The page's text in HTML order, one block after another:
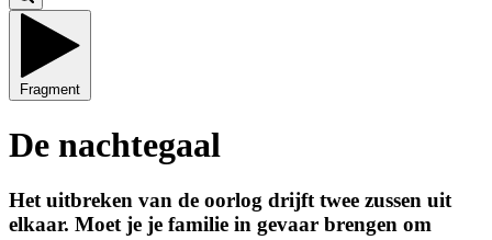
Fragment
De nachtegaal
Het uitbreken van de oorlog drijft twee zussen uit
elkaar. Moet je je familie in gevaar brengen om